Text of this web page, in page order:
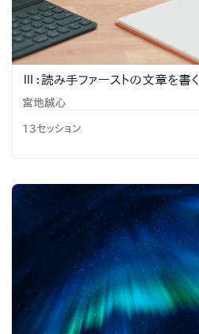
Ⅲ：読み手ファーストの文章を書く
宮地誠心
13セッション